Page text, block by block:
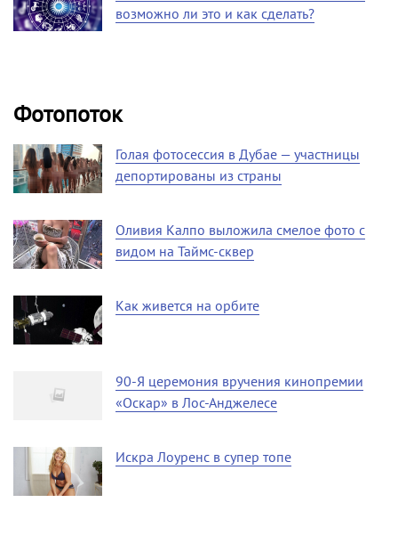
возможно ли это и как сделать?
Фотопоток
Голая фотосессия в Дубае — участницы
депортированы из страны
Оливия Калпо выложила смелое фото с
видом на Таймс-сквер
Как живется на орбите
90-Я церемония вручения кинопремии
«Оскар» в Лос-Анджелесе
Искра Лоуренс в супер топе